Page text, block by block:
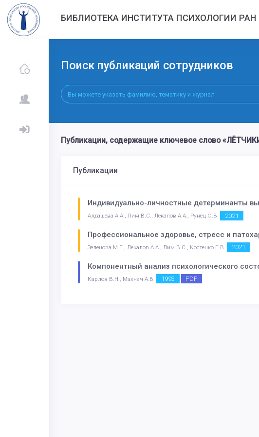
БИБЛИОТЕКА ИНСТИТУТА ПСИХОЛОГИИ РАН
Поиск публикаций сотрудников
Публикации, содержащие ключевое слово
Публикации
Индивидуально-личностные детерминанты
Алдашева А.А., Лим В.С., Лекалов А.А., Рунец О.В. 2021
Профессиональное здоровье, стресс и
Зеленова М.Е., Лекалов А.А., Лим В.С., Костенко Е.В. 2021
Компонентный анализ психологического
Карлов В.Н., Махнач А.В. 1993 PDF